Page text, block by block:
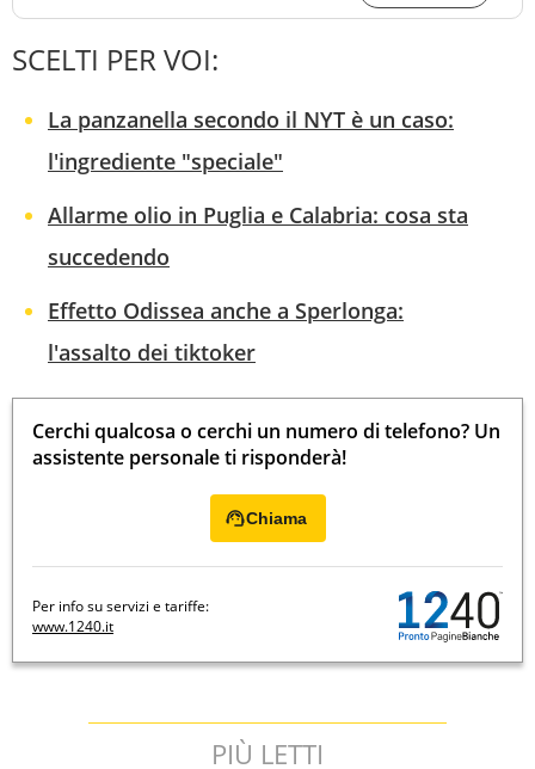
SCELTI PER VOI:
La panzanella secondo il NYT è un caso:
l'ingrediente "speciale"
Allarme olio in Puglia e Calabria: cosa sta
succedendo
Effetto Odissea anche a Sperlonga:
l'assalto dei tiktoker
Cerchi qualcosa o cerchi un numero di telefono? Un
assistente personale ti risponderà!
Chiama
Per info su servizi e tariffe:
www.1240.it
PIÙ LETTI